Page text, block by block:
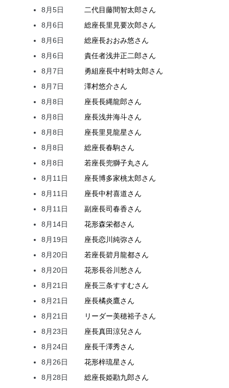
8月5日
二代目藤間智太郎さん
8月6日
総座長里見要次郎さん
8月6日
総座長おおみ悠さん
8月6日
責任者浅井正二郎さん
8月7日
勇組座長中村時太郎さん
8月7日
澤村悠介さん
8月8日
座長長縄龍郎さん
8月8日
座長浅井海斗さん
8月8日
座長里見龍星さん
8月8日
総座長春駒さん
8月8日
若座長兜獅子丸さん
8月11日
座長博多家桃太郎さん
8月11日
座長中村喜道さん
8月11日
副座長司春香さん
8月14日
花形森栄都さん
8月19日
座長恋川純弥さん
8月20日
若座長碧月龍都さん
8月20日
花形長谷川愁さん
8月21日
座長三条すすむさん
8月21日
座長橘炎鷹さん
8月21日
リーダー美穂裕子さん
8月23日
座長真田涼兒さん
8月24日
座長千澤秀さん
8月26日
花形梓琉星さん
8月28日
総座長姫勘九郎さん